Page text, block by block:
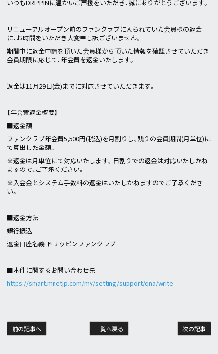
いつもDRIPPINに温かいご声援をいただき、誠にありがとうございます。
リニューアルオープン前のファンクラブに入られていた会員様の返金
に、お時間をいただき大変申し訳ございません。
期間中に返金申請を頂いた会員様から頂いた情報を確認させていただき
会員期限に応じて、年会費を返金いたします。
返金は11月29日(金)までに対応させていただきます。
【年会費返金概要】
■返金額
ファンクラブ年会費5,500円(税込)を月割りし、残りの会員期間(月単位)に
て算出した金額。
※返金は月単位にて対応いたします。日割りでの返金は対応いたしかね
ますので、ご了承ください。
※入会金とシステム手数料の返金はいたしかねますのでご了承くださ
い。
■返金方法
銀行振込
返金口座名義 ドリッピンファンクラブ
■本件に関するお問い合わせ先
https://smart.mnetjp.com/my/setting/support/qna/write
次の記事
一覧へ戻る
前の記事へ